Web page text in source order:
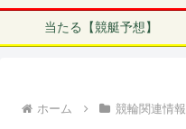
当たる【競艇予想】
ホーム 競輪関連情報